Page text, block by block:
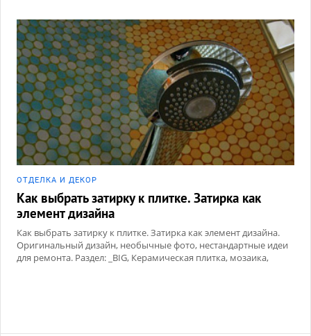
ОТДЕЛКА И ДЕКОР
Как выбрать затирку к плитке. Затирка как
элемент дизайна
Как выбрать затирку к плитке. Затирка как элемент дизайна.
Оригинальный дизайн, необычные фото, нестандартные идеи
для ремонта. Раздел: _BIG, Керамическая плитка, мозаика,